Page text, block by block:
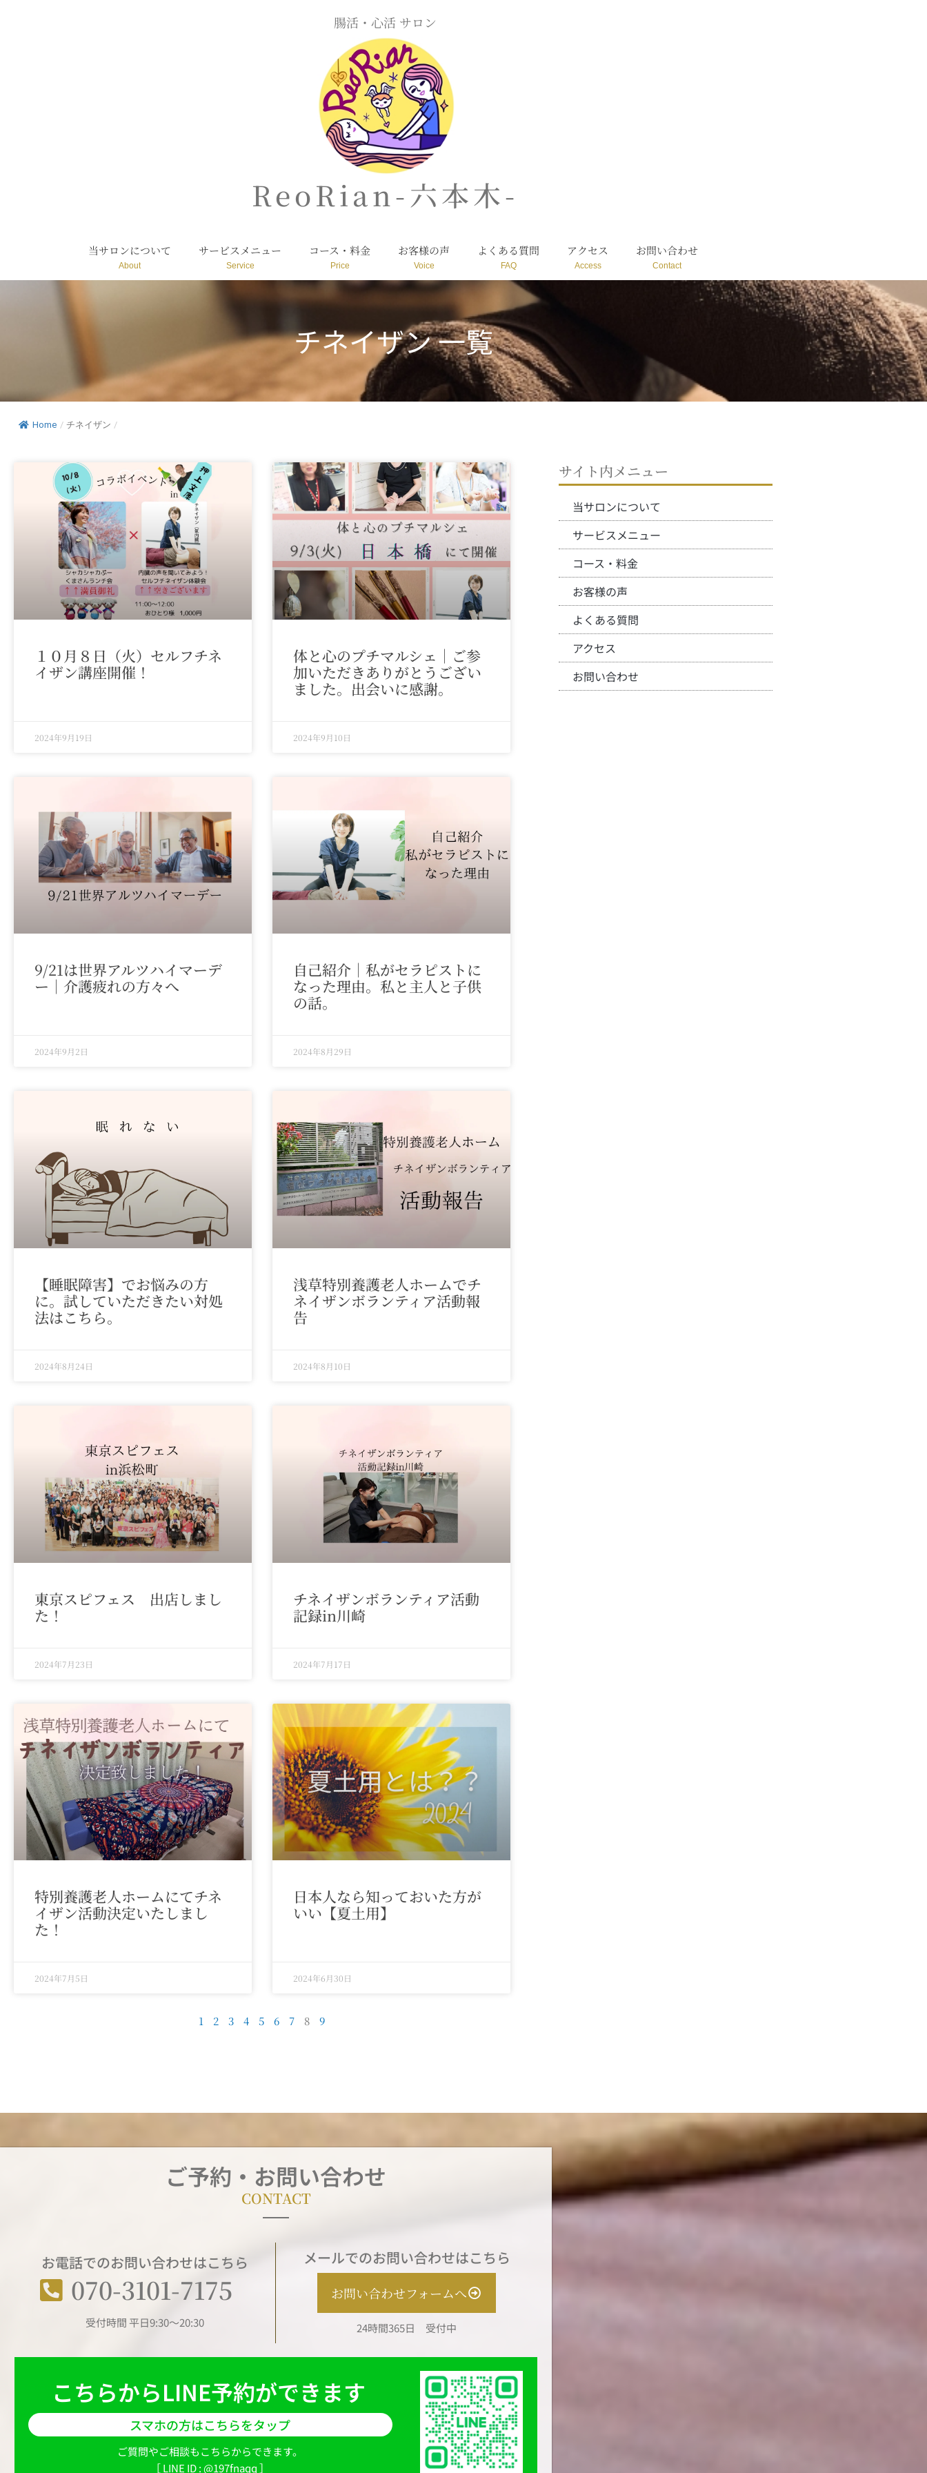
腸活・心活 サロン
ReoRian-六本木-
当サロンについて サービスメニュー コース・料金 お客様の声 よくある質問 アクセス お問い合わせ
チネイザン 一覧
Home / チネイザン /
１０月８日（火）セルフチネ
イザン講座開催！
2024年9月19日
体と心のプチマルシェ｜ご参
加いただきありがとうござい
ました。出会いに感謝。
2024年9月10日
9/21は世界アルツハイマーデ
ー｜介護疲れの方々へ
2024年9月2日
自己紹介｜私がセラピストに
なった理由。私と主人と子供
の話。
2024年8月29日
【睡眠障害】でお悩みの方
に。試していただきたい対処
法はこちら。
2024年8月24日
浅草特別養護老人ホームでチ
ネイザンボランティア活動報
告
2024年8月10日
東京スピフェス 出店しまし
た！
2024年7月23日
チネイザンボランティア活動
記録in川崎
2024年7月17日
特別養護老人ホームにてチネ
イザン活動決定いたしまし
た！
2024年7月5日
日本人なら知っておいた方が
いい【夏土用】
2024年6月30日
ペ
ー
ジ
1 2 3 4 5
ペ
ー
ジ
6
ペ
ー
ジ
7
ペ
ー
ジ
8
ペ
ー
ジ
9
サイト内メニュー
当サロンについて
サービスメニュー
コース・料金
お客様の声
よくある質問
アクセス
お問い合わせ
ご予約・お問い合わせ
CONTACT
お電話でのお問い合わせはこちら
070-3101-7175
受付時間 平日9:30～20:30
メールでのお問い合わせはこちら
お問い合わせフォームへ
24時間365日 受付中
こちらからLINE予約ができます
スマホの方はこちらをタップ
ご質問やご相談もこちらからできます。
［ LINE ID : @197fnaqq ］